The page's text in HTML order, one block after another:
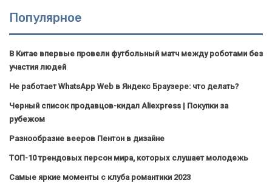
Популярное
В Китае впервые провели футбольный матч между роботами без
участия людей
Не работает WhatsApp Web в Яндекс Браузере: что делать?
Черный список продавцов-кидал Aliexpress | Покупки за
рубежом
Разнообразие вееров Пентон в дизайне
ТОП-10 трендовых персон мира, которых слушает молодежь
Самые яркие моменты с клуба романтики 2023